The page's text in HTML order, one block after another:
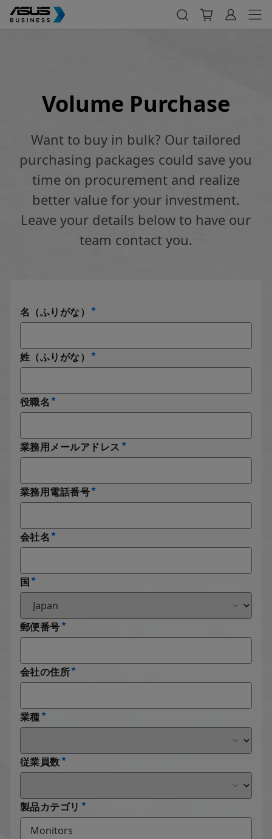
Volume Purchase
Want to buy in bulk? Our tailored
purchasing packages could save you
time on procurement and realize
better value for your investment.
Leave your details below to have our
team contact you.
名（ふりがな）
姓（ふりがな）
役職名
業務用メールアドレス
業務用電話番号
会社名
国
郵便番号
会社の住所
業種
従業員数
製品カテゴリ